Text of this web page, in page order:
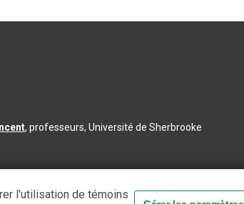
, professeurs, Université de Sherbrooke
l'utilisation de témoins